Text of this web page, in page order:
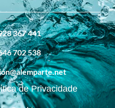
367 441
702 538
de Privacidade